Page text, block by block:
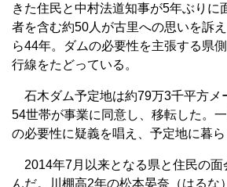
きた住民と中村法道知事が5年ぶりに
者を含む約50人が古里への思いを訴
ら44年。ダムの必要性を主張する県
行線をたどっている。
石木ダム予定地は約79万3千平方メ
54世帯が事業に同意し、移転した。
の必要性に疑義を唱え、予定地に暮ら
2014年7月以来となる県と住民の面
んだ。川棚高2年の松本晏奈（はるな